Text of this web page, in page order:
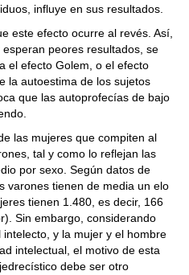
influye en sus resultados.
este efecto ocurre al revés. Así,
peores resultados, se
el efecto Golem, o el efecto
la autoestima de los sujetos
que las autoprofecías de bajo
las mujeres que compiten al
tal y como lo reflejan las
por sexo. Según datos de
varones tienen de media un elo
tienen 1.480, es decir, 166
Sin embargo, considerando
y la mujer y el hombre
intelectual, el motivo de esta
debe ser otro